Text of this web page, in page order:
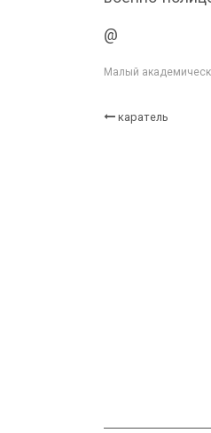
@
Малый
каратель